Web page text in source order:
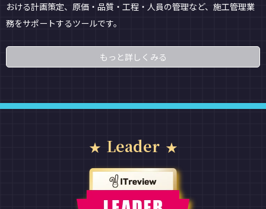
おける計画策定、原価・品質・工程・人員の管理など、施工管理業
務をサポートするツールです。
もっと詳しくみる
Leader